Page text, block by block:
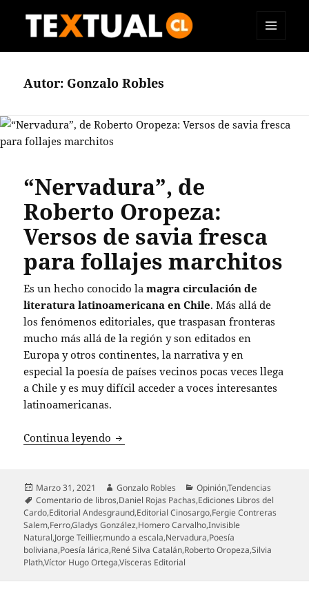
Autor: Gonzalo Robles
“Nervadura”, de
Roberto Oropeza:
Versos de savia fresca
para follajes marchitos
Es un hecho conocido lamagra circulación de
literatura latinoamericana en Chile. Más allá de
los fenómenos editoriales, que traspasan fronteras
mucho más allá de la región y son editados en
Europa y otros continentes, la narrativa y en
especial la poesía de países vecinos pocas veces llega
a Chile y es muy difícil acceder a voces interesantes
latinoamericanas.
Continua leyendo “Nervadura”, de Roberto Oropeza:
Publicado
el
Marzo 31, 2021 Autor
Gonzalo Robles Categorías
Opinión,Tendencias
Etiquetas
Comentario de libros,Daniel Rojas Pachas,Ediciones Libros del
Cardo,Editorial Andesgraund,Editorial Cinosargo,Fergie Contreras
Salem,Ferro,Gladys González,Homero Carvalho,Invisible
Natural,Jorge Teillier,mundo a escala,Nervadura,Poesía
boliviana,Poesía lárica,René Silva Catalán,Roberto Oropeza,Silvia
Plath,Víctor Hugo Ortega,Vísceras Editorial